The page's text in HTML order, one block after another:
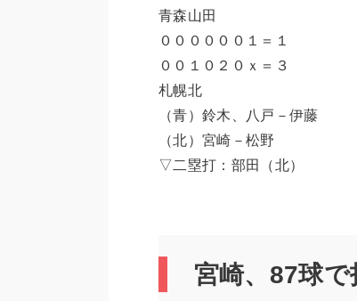
青森山田
００００００１＝１
００１０２０ｘ＝３
札幌北
（青）鈴木、八戸－伊藤
（北）宮崎－松野
▽二塁打：部田（北）
宮崎、87球